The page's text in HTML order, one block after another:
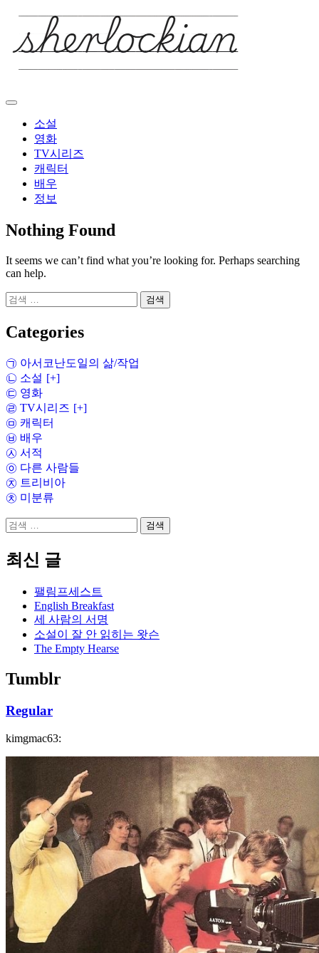
content
소설
영화
TV시리즈
캐릭터
배우
정보
Nothing Found
It seems we can’t find what you’re looking for. Perhaps searching
can help.
검
Categories
㉠ 아서코난도일의 삶/작업
㉡ 소설 [+]
㉢ 영화
㉣ TV시리즈 [+]
㉤ 캐릭터
㉥ 배우
㉦ 서적
㉧ 다른 사람들
㉨ 트리비아
㉩ 미분류
검
최신 글
팰림프세스트
English Breakfast
세 사람의 서명
소설이 잘 안 읽히는 왓슨
The Empty Hearse
Tumblr
Regular
kimgmac63: